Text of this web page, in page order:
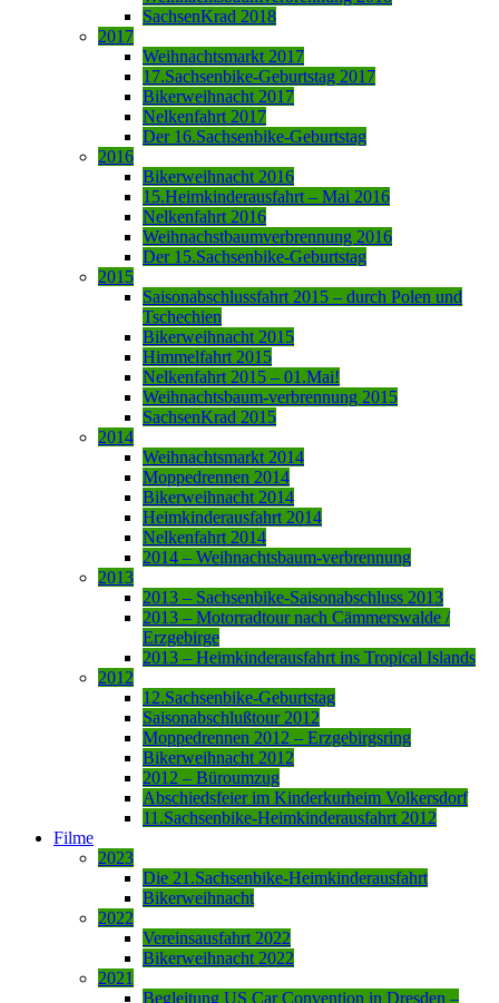
SachsenKrad 2018
2017
Weihnachtsmarkt 2017
17.Sachsenbike-Geburtstag 2017
Bikerweihnacht 2017
Nelkenfahrt 2017
Der 16.Sachsenbike-Geburtstag
2016
Bikerweihnacht 2016
15.Heimkinderausfahrt – Mai 2016
Nelkenfahrt 2016
Weihnachstbaumverbrennung 2016
Der 15.Sachsenbike-Geburtstag
2015
Saisonabschlussfahrt 2015 – durch Polen und
Tschechien
Bikerweihnacht 2015
Himmelfahrt 2015
Nelkenfahrt 2015 – 01.Mai!
Weihnachtsbaum-verbrennung 2015
SachsenKrad 2015
2014
Weihnachtsmarkt 2014
Moppedrennen 2014
Bikerweihnacht 2014
Heimkinderausfahrt 2014
Nelkenfahrt 2014
2014 – Weihnachtsbaum-verbrennung
2013
2013 – Sachsenbike-Saisonabschluss 2013
2013 – Motorradtour nach Cämmerswalde /
Erzgebirge
2013 – Heimkinderausfahrt ins Tropical Islands
2012
12.Sachsenbike-Geburtstag
Saisonabschlußtour 2012
Moppedrennen 2012 – Erzgebirgsring
Bikerweihnacht 2012
2012 – Büroumzug
Abschiedsfeier im Kinderkurheim Volkersdorf
11.Sachsenbike-Heimkinderausfahrt 2012
Filme
2023
Die 21.Sachsenbike-Heimkinderausfahrt
Bikerweihnacht
2022
Vereinsausfahrt 2022
Bikerweihnacht 2022
2021
Begleitung US Car Convention in Dresden –